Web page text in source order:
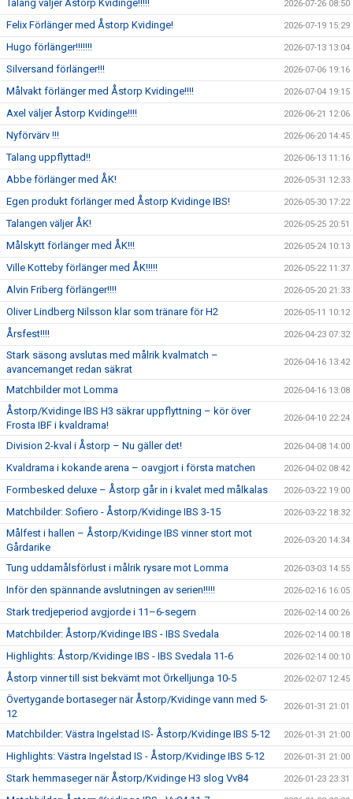
Talang väljer Åstorp Kvidinge!!!!! 2026-07-26 08:50
Felix Förlänger med Åstorp Kvidinge! 2026-07-19 15:29
Hugo förlänger!!!!!!! 2026-07-13 13:04
Silversand förlänger!!! 2026-07-06 19:16
Målvakt förlänger med Åstorp Kvidinge!!!! 2026-07-04 19:15
Axel väljer Åstorp Kvidinge!!!! 2026-06-21 12:06
Nyförvärv !!! 2026-06-20 14:45
Talang uppflyttad!! 2026-06-13 11:16
Abbe förlänger med ÅK! 2026-05-31 12:33
Egen produkt förlänger med Åstorp Kvidinge IBS! 2026-05-30 17:22
Talangen väljer ÅK! 2026-05-25 20:51
Målskytt förlänger med ÅK!!! 2026-05-24 10:13
Ville Kotteby förlänger med ÅK!!!!! 2026-05-22 11:37
Alvin Friberg förlänger!!!! 2026-05-20 21:33
Oliver Lindberg Nilsson klar som tränare för H2 2026-05-11 10:12
Årsfest!!!! 2026-04-23 07:32
Stark säsong avslutas med målrik kvalmatch –
avancemanget redan säkrat
2026-04-16 13:42
Matchbilder mot Lomma 2026-04-16 13:08
Åstorp/Kvidinge IBS H3 säkrar uppflyttning – kör över
Frosta IBF i kvaldrama!
2026-04-10 22:24
Division 2-kval i Åstorp – Nu gäller det! 2026-04-08 14:00
Kvaldrama i kokande arena – oavgjort i första matchen 2026-04-02 08:42
Formbesked deluxe – Åstorp går in i kvalet med målkalas 2026-03-22 19:00
Matchbilder: Sofiero - Åstorp/Kvidinge IBS 3-15 2026-03-22 18:32
Målfest i hallen – Åstorp/Kvidinge IBS vinner stort mot
Gårdarike
2026-03-20 14:34
Tung uddamålsförlust i målrik rysare mot Lomma 2026-03-03 14:55
Inför den spännande avslutningen av serien!!!!! 2026-02-16 16:05
Stark tredjeperiod avgjorde i 11–6-segern 2026-02-14 00:26
Matchbilder: Åstorp/Kvidinge IBS - IBS Svedala 2026-02-14 00:18
Highlights: Åstorp/Kvidinge IBS - IBS Svedala 11-6 2026-02-14 00:10
Åstorp vinner till sist bekvämt mot Örkelljunga 10-5 2026-02-07 12:45
Övertygande bortaseger när Åstorp/Kvidinge vann med 5-
12
2026-01-31 21:01
Matchbilder: Västra Ingelstad IS- Åstorp/Kvidinge IBS 5-12 2026-01-31 21:00
Highlights: Västra Ingelstad IS - Åstorp/Kvidinge IBS 5-12 2026-01-31 21:00
Stark hemmaseger när Åstorp/Kvidinge H3 slog Vv84 2026-01-23 23:31